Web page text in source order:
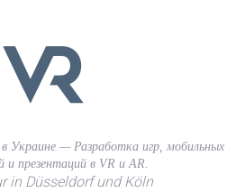
Украине — Разработка игр, мобильных
и презентаций в VR и AR.
in Düsseldorf und Köln